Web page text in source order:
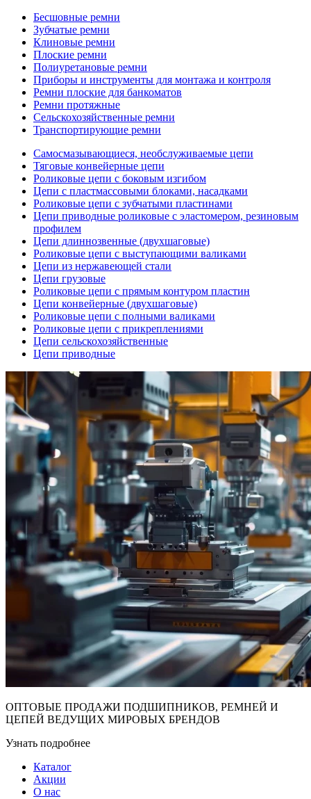
Бесшовные ремни
Зубчатые ремни
Клиновые ремни
Плоские ремни
Полиуретановые ремни
Приборы и инструменты для монтажа и контроля
Ремни плоские для банкоматов
Ремни протяжные
Сельскохозяйственные ремни
Транспортирующие ремни
Самосмазывающиеся, необслуживаемые цепи
Тяговые конвейерные цепи
Роликовые цепи с боковым изгибом
Цепи с пластмассовыми блоками, насадками
Роликовые цепи с зубчатыми пластинами
Цепи приводные роликовые с эластомером, резиновым
профилем
Цепи длиннозвенные (двухшаговые)
Роликовые цепи с выступающими валиками
Цепи из нержавеющей стали
Цепи грузовые
Роликовые цепи с прямым контуром пластин
Цепи конвейерные (двухшаговые)
Роликовые цепи с полными валиками
Роликовые цепи с прикреплениями
Цепи сельскохозяйственные
Цепи приводные
ОПТОВЫЕ ПРОДАЖИ ПОДШИПНИКОВ, РЕМНЕЙ И
ЦЕПЕЙ ВЕДУЩИХ МИРОВЫХ БРЕНДОВ
Узнать подробнее
Каталог
Акции
О нас